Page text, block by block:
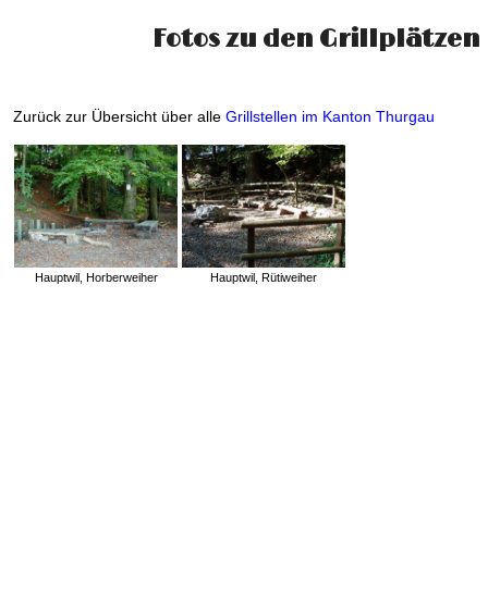
Fotos zu den Grillplätzen
Zurück zur Übersicht über alle Grillstellen im Kanton Thurgau
Hauptwil, Horberweiher Hauptwil, Rütiweiher